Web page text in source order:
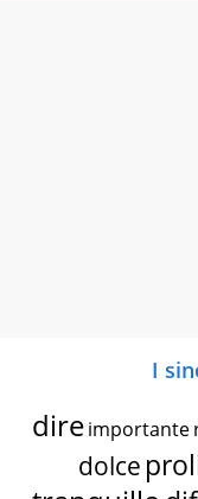
I
dire importante
dolce